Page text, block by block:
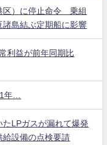
区）に停止命令 乗組
島結ぶ定期船に影響
利益が前年同期比
年…
たLPガスが漏れて爆発
設備の点検要請